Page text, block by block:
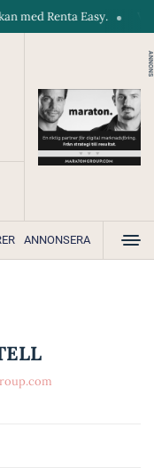
med Renta Easy.
ANNONS
ANNONSERA